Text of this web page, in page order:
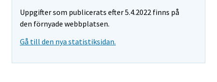
Uppgifter som publicerats efter 5.4.2022 finns på
den förnyade webbplatsen.
Gå till den nya statistiksidan.